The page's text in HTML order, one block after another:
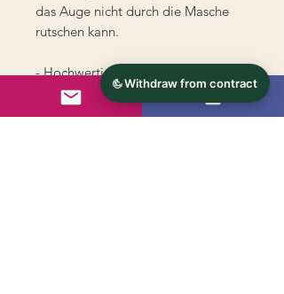
das Auge nicht durch die Masche
rutschen kann.
- Hochwertige, realistische
Sicherheitsaugen zum Annähen an
selbstgestrickte Kuscheltiere